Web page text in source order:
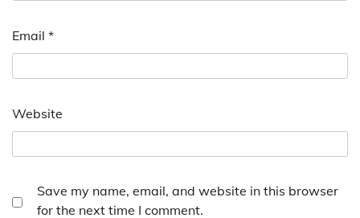
Email *
Website
Save my name, email, and website in this browser
for the next time I comment.